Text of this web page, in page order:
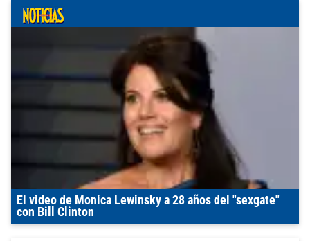
El video de Monica Lewinsky a 28 años del "sexgate"
con Bill Clinton